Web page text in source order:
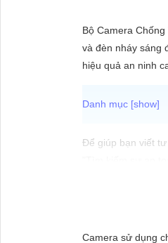
Bộ Camera
và đèn nháy sáng
hiệu quả an ninh
Để giúp bạn viết
hàng đầu,
Hãy đầu tư vào
Camera sử dụng